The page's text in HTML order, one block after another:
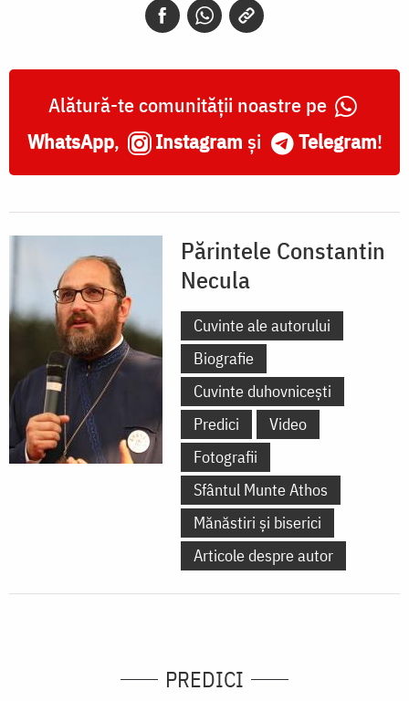
Alătură-te comunității noastre pe
WhatsApp, Instagram și Telegram!
Părintele Constantin
Necula
Cuvinte ale autorului
Biografie
Cuvinte duhovnicești
Predici
Video
Fotografii
Sfântul Munte Athos
Mănăstiri și biserici
Articole despre autor
PREDICI